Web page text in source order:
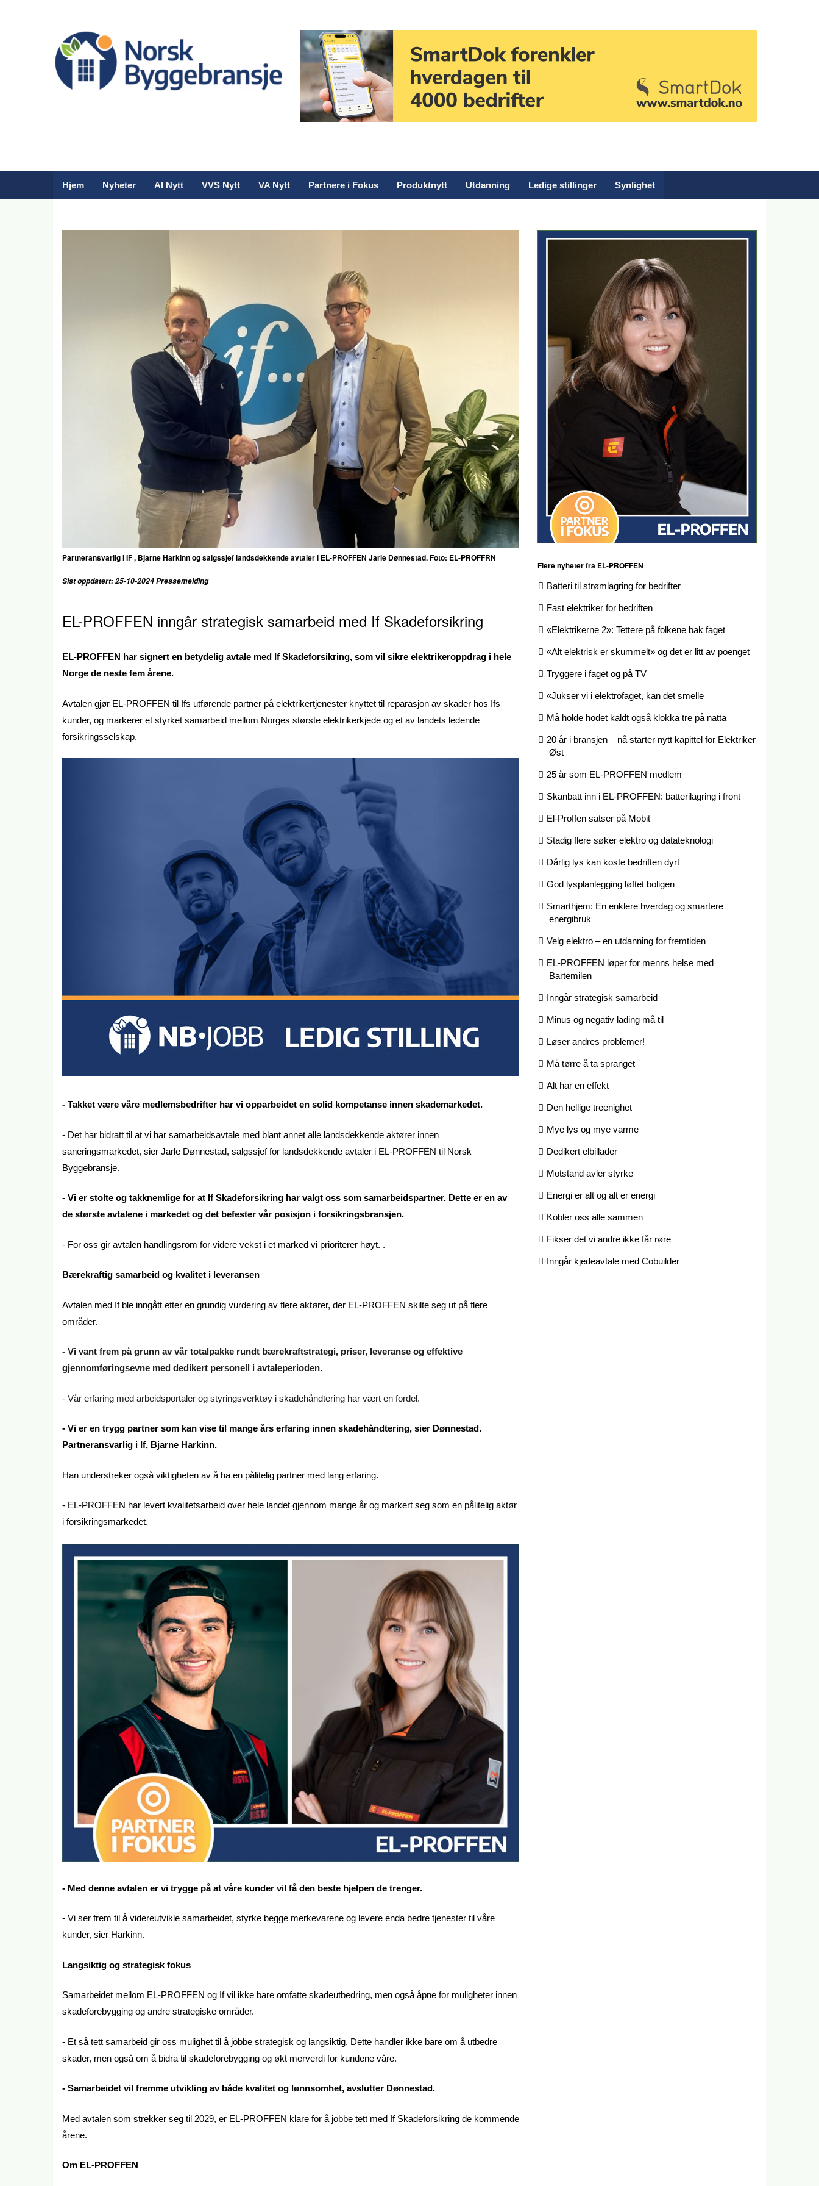
Hjem Nyheter AI Nytt VVS Nytt VA Nytt Partnere i Fokus Produktnytt Utdanning Ledige stillinger Synlighet
Partneransvarlig i IF , Bjarne Harkinn og salgssjef landsdekkende avtaler i EL-PROFFEN Jarle Dønnestad. Foto: EL-PROFFRN
Sist oppdatert: 25-10-2024 Pressemelding
EL-PROFFEN inngår strategisk samarbeid med If Skadeforsikring
EL-PROFFEN har signert en betydelig avtale med If Skadeforsikring, som vil sikre elektrikeroppdrag i hele
Norge de neste fem årene.
Avtalen gjør EL-PROFFEN til Ifs utførende partner på elektrikertjenester knyttet til reparasjon av skader hos Ifs
kunder, og markerer et styrket samarbeid mellom Norges største elektrikerkjede og et av landets ledende
forsikringsselskap.
- Takket være våre medlemsbedrifter har vi opparbeidet en solid kompetanse innen skademarkedet.
- Det har bidratt til at vi har samarbeidsavtale med blant annet alle landsdekkende aktører innen
saneringsmarkedet, sier Jarle Dønnestad, salgssjef for landsdekkende avtaler i EL-PROFFEN til Norsk
Byggebransje.
- Vi er stolte og takknemlige for at If Skadeforsikring har valgt oss som samarbeidspartner. Dette er en av
de største avtalene i markedet og det befester vår posisjon i forsikringsbransjen.
- For oss gir avtalen handlingsrom for videre vekst i et marked vi prioriterer høyt. .
Bærekraftig samarbeid og kvalitet i leveransen
Avtalen med If ble inngått etter en grundig vurdering av flere aktører, der EL-PROFFEN skilte seg ut på flere
områder.
- Vi vant frem på grunn av vår totalpakke rundt bærekraftstrategi, priser, leveranse og effektive
gjennomføringsevne med dedikert personell i avtaleperioden.
- Vår erfaring med arbeidsportaler og styringsverktøy i skadehåndtering har vært en fordel.
- Vi er en trygg partner som kan vise til mange års erfaring innen skadehåndtering, sier Dønnestad.
Partneransvarlig i If, Bjarne Harkinn.
Han understreker også viktigheten av å ha en pålitelig partner med lang erfaring.
- EL-PROFFEN har levert kvalitetsarbeid over hele landet gjennom mange år og markert seg som en pålitelig aktør
i forsikringsmarkedet.
- Med denne avtalen er vi trygge på at våre kunder vil få den beste hjelpen de trenger.
- Vi ser frem til å videreutvikle samarbeidet, styrke begge merkevarene og levere enda bedre tjenester til våre
kunder, sier Harkinn.
Langsiktig og strategisk fokus
Samarbeidet mellom EL-PROFFEN og If vil ikke bare omfatte skadeutbedring, men også åpne for muligheter innen
skadeforebygging og andre strategiske områder.
- Et så tett samarbeid gir oss mulighet til å jobbe strategisk og langsiktig. Dette handler ikke bare om å utbedre
skader, men også om å bidra til skadeforebygging og økt merverdi for kundene våre.
- Samarbeidet vil fremme utvikling av både kvalitet og lønnsomhet, avslutter Dønnestad.
Med avtalen som strekker seg til 2029, er EL-PROFFEN klare for å jobbe tett med If Skadeforsikring de kommende
årene.
Om EL-PROFFEN
Flere nyheter fra EL-PROFFEN
Batteri til strømlagring for bedrifter
Fast elektriker for bedriften
«Elektrikerne 2»: Tettere på folkene bak faget
«Alt elektrisk er skummelt» og det er litt av poenget
Tryggere i faget og på TV
«Jukser vi i elektrofaget, kan det smelle
Må holde hodet kaldt også klokka tre på natta
20 år i bransjen – nå starter nytt kapittel for Elektriker
Øst
25 år som EL-PROFFEN medlem
Skanbatt inn i EL-PROFFEN: batterilagring i front
El-Proffen satser på Mobit
Stadig flere søker elektro og datateknologi
Dårlig lys kan koste bedriften dyrt
God lysplanlegging løftet boligen
Smarthjem: En enklere hverdag og smartere
energibruk
Velg elektro – en utdanning for fremtiden
EL-PROFFEN løper for menns helse med
Bartemilen
Inngår strategisk samarbeid
Minus og negativ lading må til
Løser andres problemer!
Må tørre å ta spranget
Alt har en effekt
Den hellige treenighet
Mye lys og mye varme
Dedikert elbillader
Motstand avler styrke
Energi er alt og alt er energi
Kobler oss alle sammen
Fikser det vi andre ikke får røre
Inngår kjedeavtale med Cobuilder